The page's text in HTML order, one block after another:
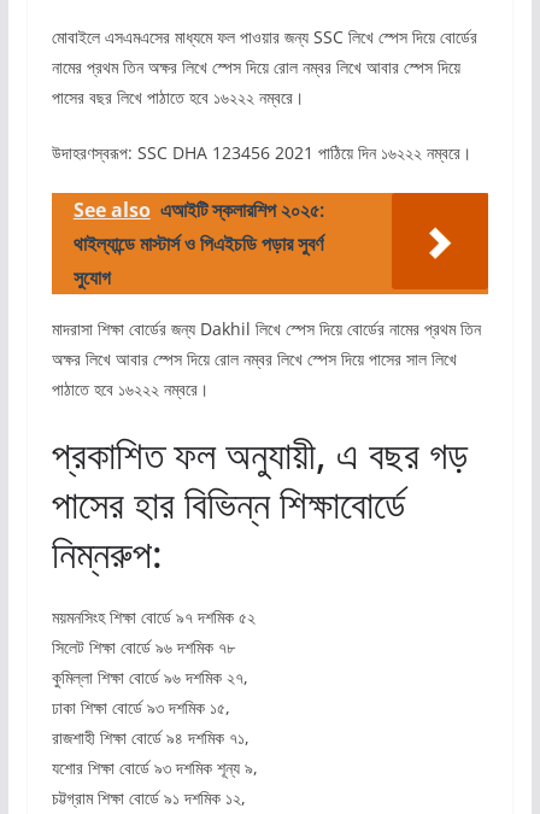
মোবাইলে এসএমএসের মাধ্যমে ফল পাওয়ার জন্য SSC লিখে স্পেস দিয়ে বোর্ডের
নামের প্রথম তিন অক্ষর লিখে স্পেস দিয়ে রোল নম্বর লিখে আবার স্পেস দিয়ে
পাসের বছর লিখে পাঠাতে হবে ১৬২২২ নম্বরে।
উদাহরণস্বরূপ: SSC DHA 123456 2021 পাঠিয়ে দিন ১৬২২২ নম্বরে।
See also এআইটি স্কলারশিপ ২০২৫:
থাইল্যান্ডে মাস্টার্স ও পিএইচডি পড়ার সুবর্ণ
সুযোগ
মাদরাসা শিক্ষা বোর্ডের জন্য Dakhil লিখে স্পেস দিয়ে বোর্ডের নামের প্রথম তিন
অক্ষর লিখে আবার স্পেস দিয়ে রোল নম্বর লিখে স্পেস দিয়ে পাসের সাল লিখে
পাঠাতে হবে ১৬২২২ নম্বরে।
প্রকাশিত ফল অনুযায়ী, এ বছর গড়
পাসের হার বিভিন্ন শিক্ষাবোর্ডে
নিম্নরুপ:
ময়মনসিংহ শিক্ষা বোর্ডে ৯৭ দশমিক ৫২
সিলেট শিক্ষা বোর্ডে ৯৬ দশমিক ৭৮
কুমিল্লা শিক্ষা বোর্ডে ৯৬ দশমিক ২৭,
ঢাকা শিক্ষা বোর্ডে ৯৩ দশমিক ১৫,
রাজশাহী শিক্ষা বোর্ডে ৯৪ দশমিক ৭১,
যশোর শিক্ষা বোর্ডে ৯৩ দশমিক শূন্য ৯,
চট্টগ্রাম শিক্ষা বোর্ডে ৯১ দশমিক ১২,